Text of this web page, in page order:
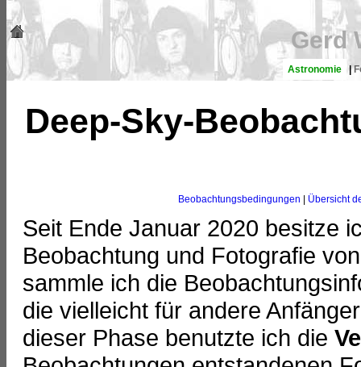
Gerd
Astronomie |
Deep-Sky-
Beobachtungsbedingungen Übersicht
Seit Ende Januar 2020 besitze
Beobachtung und Fotografie
sammle ich die
die vielleicht für andere
dieser Phase benutzte ich die